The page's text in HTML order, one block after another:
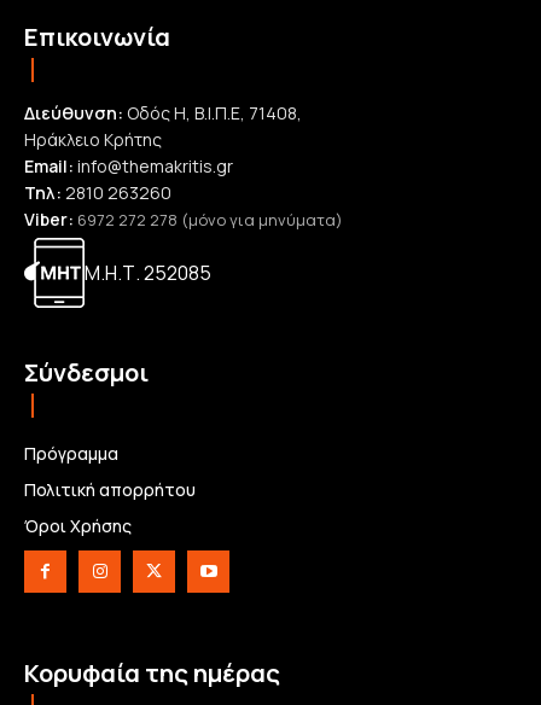
Επικοινωνία
Διεύθυνση: Οδός Η, Β.Ι.Π.Ε, 71408,
Ηράκλειο Κρήτης
Email: info@themakritis.gr
Τηλ: 2810 263260
Viber: 6972 272 278 (μόνο για μηνύματα)
Μ.Η.Τ. 252085
Σύνδεσμοι
Πρόγραμμα
Πολιτική απορρήτου
Όροι Χρήσης
Κορυφαία της ημέρας